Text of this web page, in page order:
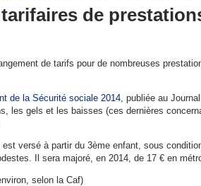
de
de tarifs pour de nombreuses
de la Sécurité sociale 2014, publiée au
les gels et les baisses (ces dernières
est versé à partir du 3ème enfant, sous
Il sera majoré, en 2014, de 17 € en
selon la Caf)